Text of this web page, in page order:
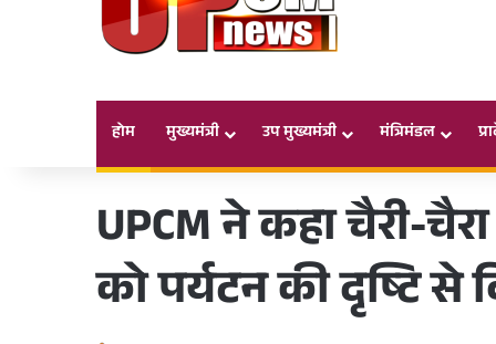
होम मुख्यमंत्री उप मुख्यमंत्री मंत्रिमंडल
UPCM ने कहा चैरी-
को पर्यटन की दृष्टि से